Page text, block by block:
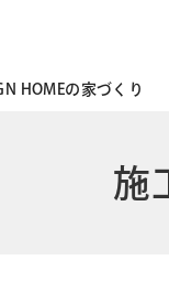
HOMEの家づくり
施